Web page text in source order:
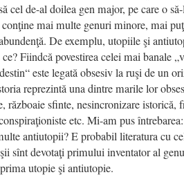
cel de-al doilea gen major, pe care o
mai multe genuri minore, mai
De exemplu, utopiile şi
Fiindcă povestirea celei mai banale
este legată obsesiv la ruşi de un
reprezintă una dintre marile lor
războaie sfinte, nesincronizare istorică,
etc. Mi-am pus
antiutopii? E probabil literatura cu
sînt devotaţi primului inventator al
utopie şi antiutopie.